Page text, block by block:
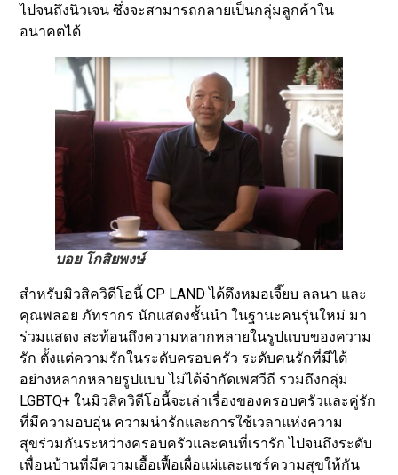
ไปจนถึงนิวเจน ซึ่งจะสามารถกลายเป็นกลุ่มลูกค้าใน
อนาคตได้
บอย โกสิยพงษ์
สำหรับมิวสิควิดีโอนี้ CP LAND ได้ดึงหมอเจี๊ยบ ลลนา และ
คุณพลอย ภัทรากร นักแสดงชั้นนำ ในฐานะคนรุ่นใหม่ มา
ร่วมแสดง สะท้อนถึงความหลากหลายในรูปแบบของความ
รัก ตั้งแต่ความรักในระดับครอบครัว ระดับคนรักที่มีได้
อย่างหลากหลายรูปแบบ ไม่ได้จำกัดเพศวีถี รวมถึงกลุ่ม
LGBTQ+ ในมิวสิควิดีโอนี้จะเล่าเรื่องของครอบครัวและคู่รัก
ที่มีความอบอุ่น ความน่ารักและการใช้เวลาแห่งความ
สุขร่วมกันระหว่างครอบครัวและคนที่เรารัก ไปจนถึงระดับ
เพื่อนบ้านที่มีความเอื้อเฟื้อเผื่อแผ่และแชร์ความสุขให้กัน